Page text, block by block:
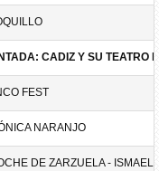
CADIZ Y SU TEATRO
FEST
NARANJO
DE ZARZUELA -